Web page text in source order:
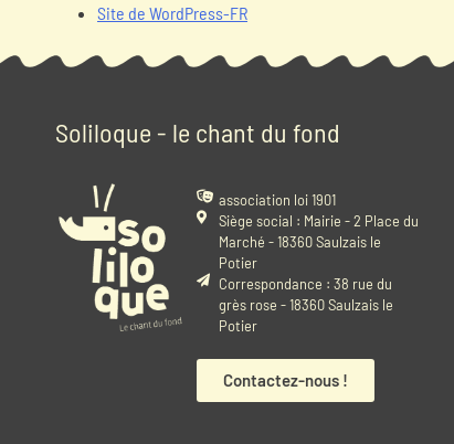
Site de WordPress-FR
Soliloque - le chant du fond
association loi 1901
Siège social : Mairie - 2 Place du
Marché - 18360 Saulzais le
Potier
Correspondance : 38 rue du
grès rose - 18360 Saulzais le
Potier
Contactez-nous !